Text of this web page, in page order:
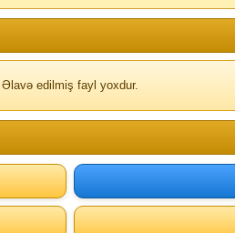
Əlavə edilmiş fayl yoxdur.